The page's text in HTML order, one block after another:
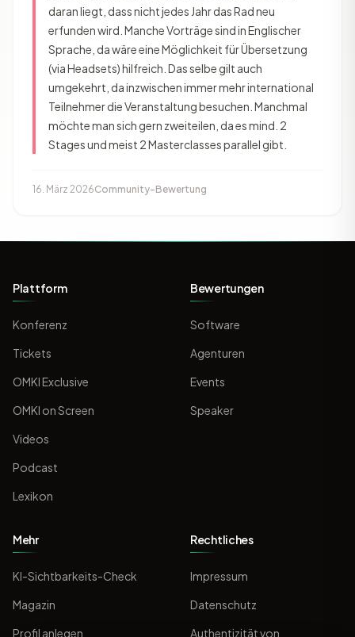
daran liegt, dass nicht jedes Jahr das Rad neu
erfunden wird. Manche Vorträge sind in Englischer
Sprache, da wäre eine Möglichkeit für Übersetzung
(via Headsets) hilfreich. Das selbe gilt auch
umgekehrt, da inzwischen immer mehr international
Teilnehmer die Veranstaltung besuchen. Manchmal
möchte man sich gern zweiteilen, da es mind. 2
Stages und meist 2 Masterclasses parallel gibt.
16. März 2026Community-Bewertung
Plattform
Konferenz
Tickets
OMKI Exclusive
OMKI on Screen
Videos
Podcast
Lexikon
Bewertungen
Software
Agenturen
Events
Speaker
Mehr
KI-Sichtbarkeits-Check
Magazin
Profil anlegen
Rechtliches
Impressum
Datenschutz
Authentizität von